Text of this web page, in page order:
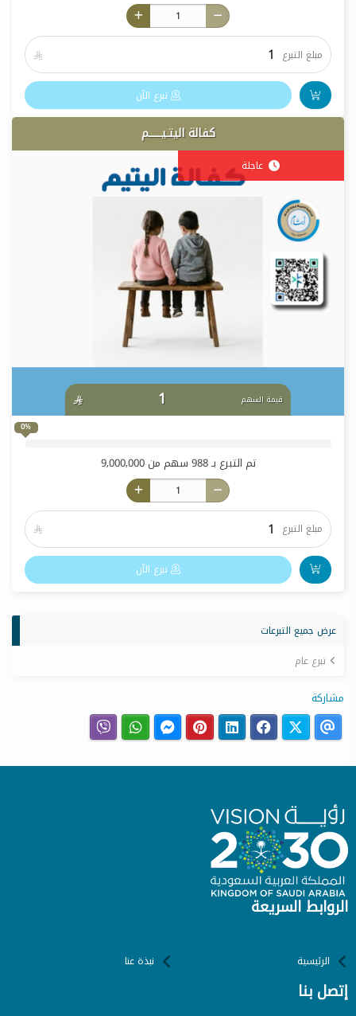
مبلغ التبرع 
تبرع الآن
كفالة اليتـيـــــم
عاجلة
قيمة السهم 1

0%
تم التبرع بـ988 سهم من9,000,000
مبلغ التبرع 
تبرع الآن
عرض جميع التبرعات
تبرع عام
مشاركة
الروابط السريعة
الرئيسية نبذة عنا
إتصل بنا